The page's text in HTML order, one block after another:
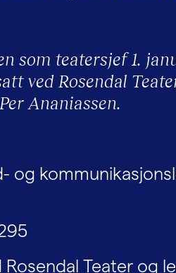
som teatersjef 1.
ved Rosendal
Ananiassen.
og
Rosendal Teater og